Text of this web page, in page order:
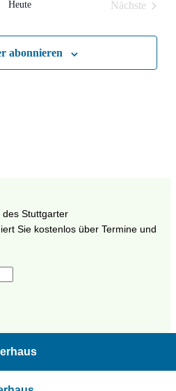
und
Heute
Nächste
abonnieren
des Stuttgarter
Sie kostenlos über Termine und